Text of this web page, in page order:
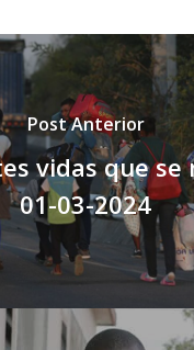
Post Anterior
vidas que se
01-03-2024